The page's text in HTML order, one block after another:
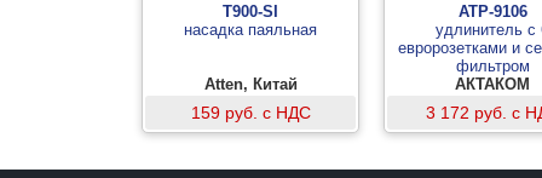
T900-SI
насадка паяльная
Atten, Китай
159 руб. с НДС
АТР-9106
удлинитель с
евророзетками и
фильтром
АКТАКОМ
3 172 руб. с